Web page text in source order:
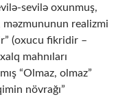
sevilə oxunmuş,
realizmi
(oxucu fikridir –
mahnıları
“Olmaz, olmaz”
növrağı”